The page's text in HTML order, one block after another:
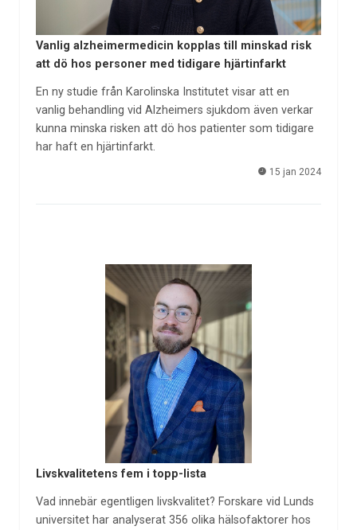
Vanlig alzheimermedicin kopplas till minskad risk
att dö hos personer med tidigare hjärtinfarkt
En ny studie från Karolinska Institutet visar att en
vanlig behandling vid Alzheimers sjukdom även verkar
kunna minska risken att dö hos patienter som tidigare
har haft en hjärtinfarkt.
15 jan 2024
Livskvalitetens fem i topp-lista
Vad innebär egentligen livskvalitet? Forskare vid Lunds
universitet har analyserat 356 olika hälsofaktorer hos